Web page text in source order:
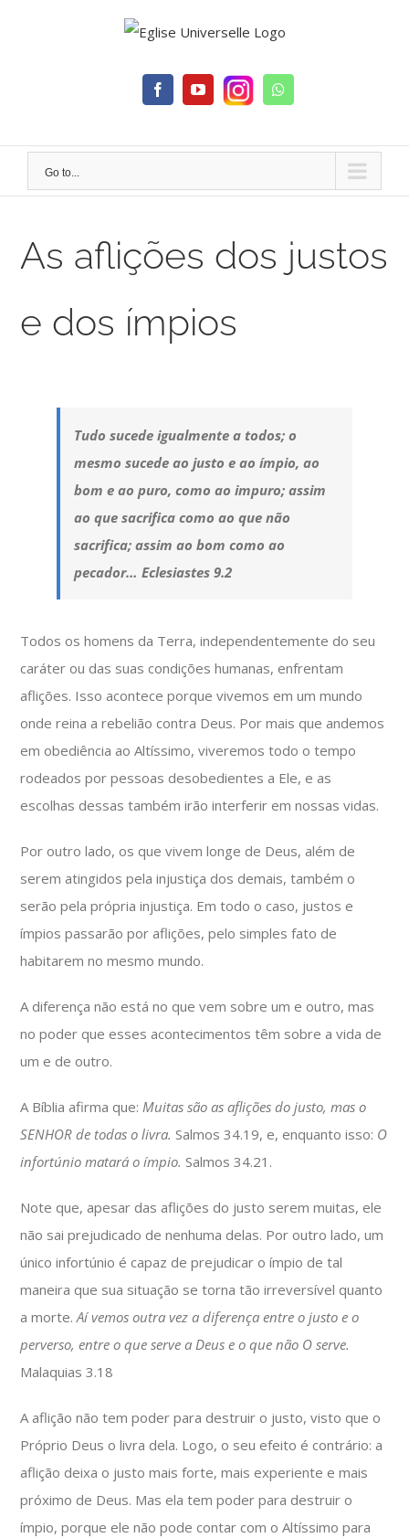
FacebookYouTube
Go to...
As aflições dos justos
e dos ímpios
Tudo sucede igualmente a todos; o
mesmo sucede ao justo e ao ímpio, ao
bom e ao puro, como ao impuro; assim
ao que sacrifica como ao que não
sacrifica; assim ao bom como ao
pecador… Eclesiastes 9.2
Todos os homens da Terra, independentemente do seu
caráter ou das suas condições humanas, enfrentam
aflições. Isso acontece porque vivemos em um mundo
onde reina a rebelião contra Deus. Por mais que andemos
em obediência ao Altíssimo, viveremos todo o tempo
rodeados por pessoas desobedientes a Ele, e as
escolhas dessas também irão interferir em nossas vidas.
Por outro lado, os que vivem longe de Deus, além de
serem atingidos pela injustiça dos demais, também o
serão pela própria injustiça. Em todo o caso, justos e
ímpios passarão por aflições, pelo simples fato de
habitarem no mesmo mundo.
A diferença não está no que vem sobre um e outro, mas
no poder que esses acontecimentos têm sobre a vida de
um e de outro.
A Bíblia afirma que:Muitas são as aflições do justo, mas o
SENHOR de todas o livra. Salmos 34.19, e, enquanto isso: O
infortúnio matará o ímpio. Salmos 34.21.
Note que, apesar das aflições do justo serem muitas, ele
não sai prejudicado de nenhuma delas. Por outro lado, um
único infortúnio é capaz de prejudicar o ímpio de tal
maneira que sua situação se torna tão irreversível quanto
a morte.Aí vemos outra vez a diferença entre o justo e o
perverso, entre o que serve a Deus e o que não O serve.
Malaquias 3.18
A aflição não tem poder para destruir o justo, visto que o
Próprio Deus o livra dela. Logo, o seu efeito é contrário: a
aflição deixa o justo mais forte, mais experiente e mais
próximo de Deus. Mas ela tem poder para destruir o
ímpio, porque ele não pode contar com o Altíssimo para